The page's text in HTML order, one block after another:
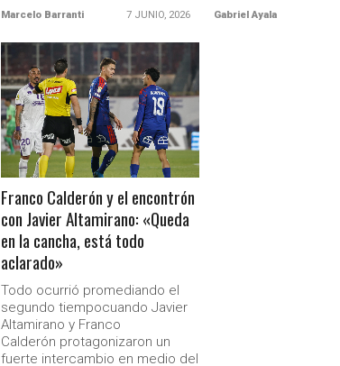
Marcelo Barranti 7 JUNIO, 2026 Gabriel Ayala
LEER MÁS
Franco Calderón y el encontrón
con Javier Altamirano: «Queda
en la cancha, está todo
aclarado»
Todo ocurrió promediando el
segundo tiempocuando Javier
Altamirano y Franco
Calderón protagonizaron un
fuerte intercambio en medio del